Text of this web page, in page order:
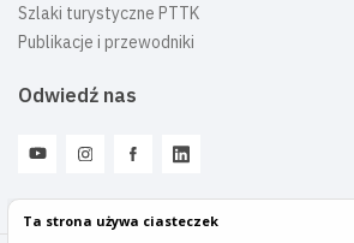
Ta strona używa ciasteczek
Szlaki turystyczne PTTK
Publikacje i przewodniki
Odwiedź nas